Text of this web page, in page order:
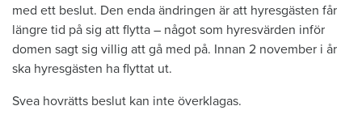
med ett beslut. Den enda ändringen är att hyresgästen får
längre tid på sig att flytta – något som hyresvärden inför
domen sagt sig villig att gå med på. Innan 2 november i år
ska hyresgästen ha flyttat ut.
Svea hovrätts beslut kan inte överklagas.